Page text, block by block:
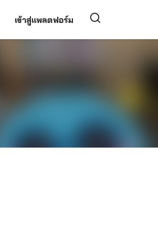
เข้าสู่แพลตฟอร์ม